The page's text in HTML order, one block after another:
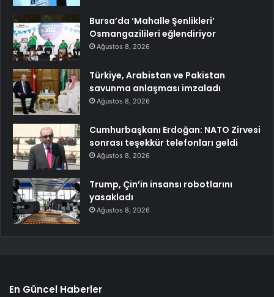
Bursa’da ‘Mahalle Şenlikleri’
Osmangazilileri eğlendiriyor
Ağustos 8, 2026
Türkiye, Arabistan ve Pakistan
savunma anlaşması imzaladı
Ağustos 8, 2026
Cumhurbaşkanı Erdoğan: NATO Zirvesi
sonrası teşekkür telefonları geldi
Ağustos 8, 2026
Trump, Çin’in insansı robotlarını
yasakladı
Ağustos 8, 2026
En Güncel Haberler